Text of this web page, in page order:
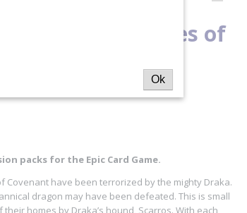
- Flames of
packs for the Epic Card Game.
Covenant have been terrorized by the mighty Draka.
dragon may have been defeated. This is small
homes by Draka’s hound, Scarros. With each
Ok